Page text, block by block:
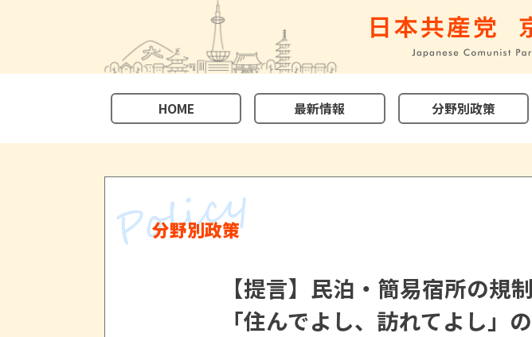
HOME 最新情報 分野別政策
分野別政策
【提言】民泊・簡易宿所の規
「住んでよし、訪れてよし」